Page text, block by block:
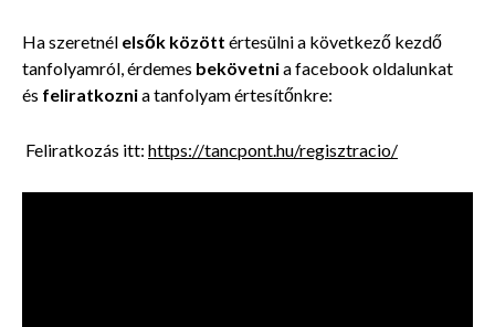
Ha szeretnél elsők között értesülni a következő kezdő
tanfolyamról, érdemes bekövetnia facebook oldalunkat
és feliratkoznia tanfolyam értesítőnkre:
Feliratkozás itt: https://tancpont.hu/regisztracio/